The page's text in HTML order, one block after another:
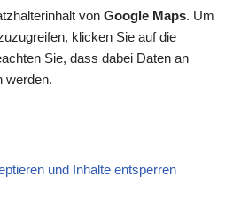
von Google Maps. Um
klicken Sie auf die
Sie, dass dabei Daten an
werden.
und Inhalte entsperren